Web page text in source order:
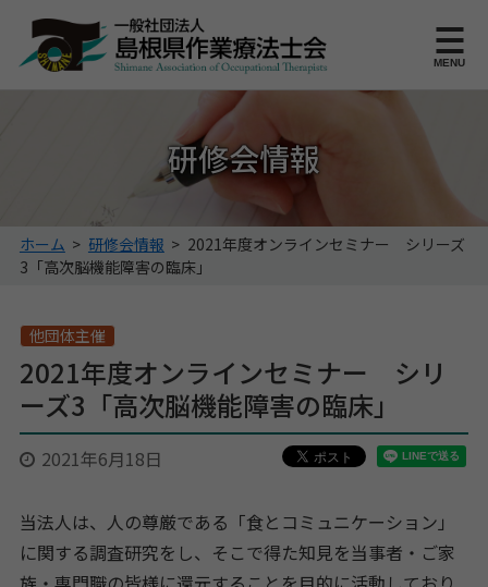
このページの本文へ
MENU
研修会情報
こ
の
ジ
位
置:
ホーム > 研修会情報 > 2021年度オンラインセミナー シリーズ
3「高次脳機能障害の臨床」
他団体主催
2021年度オンラインセミナー シリ
ーズ3「高次脳機能障害の臨床」
2021年6月18日
当法人は、人の尊厳である「食とコミュニケーション」
に関する調査研究をし、そこで得た知見を当事者・ご家